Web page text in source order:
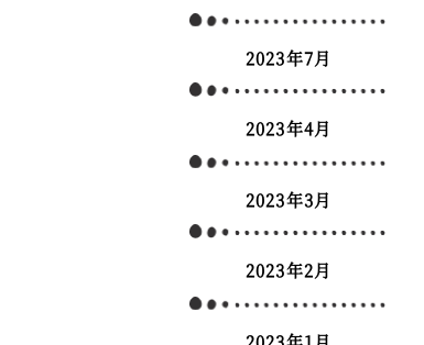
2023年7月
2023年4月
2023年3月
2023年2月